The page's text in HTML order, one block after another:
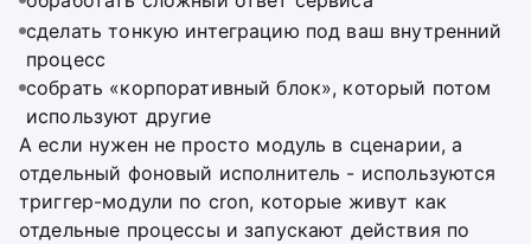
сделать тонкую интеграцию под ваш внутренний
процесс
собрать «корпоративный блок», который потом
используют другие
А если нужен не просто модуль в сценарии, а
отдельный фоновый исполнитель - используются
триггер-модули по cron, которые живут как
отдельные процессы и запускают действия по